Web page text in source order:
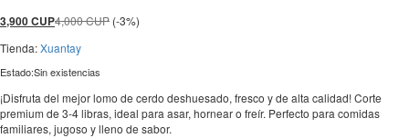
3,900CUP4,000CUP (-3%)
Tienda:Xuantay
Estado:Sin existencias
¡Disfruta del mejor lomo de cerdo deshuesado, fresco y de alta calidad! Corte
premium de 3-4 libras, ideal para asar, hornear o freír. Perfecto para comidas
familiares, jugoso y lleno de sabor.